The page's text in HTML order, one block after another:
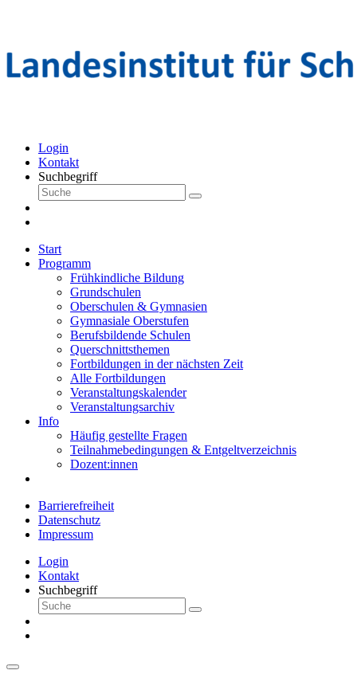
Login
Kontakt
Suchbegriff
Start
Programm
Frühkindliche Bildung
Grundschulen
Oberschulen & Gymnasien
Gymnasiale Oberstufen
Berufsbildende Schulen
Querschnittsthemen
Fortbildungen in der nächsten Zeit
Alle Fortbildungen
Veranstaltungskalender
Veranstaltungsarchiv
Info
Häufig gestellte Fragen
Teilnahmebedingungen & Entgeltverzeichnis
Dozent:innen
Barrierefreiheit
Datenschutz
Impressum
Login
Kontakt
Suchbegriff